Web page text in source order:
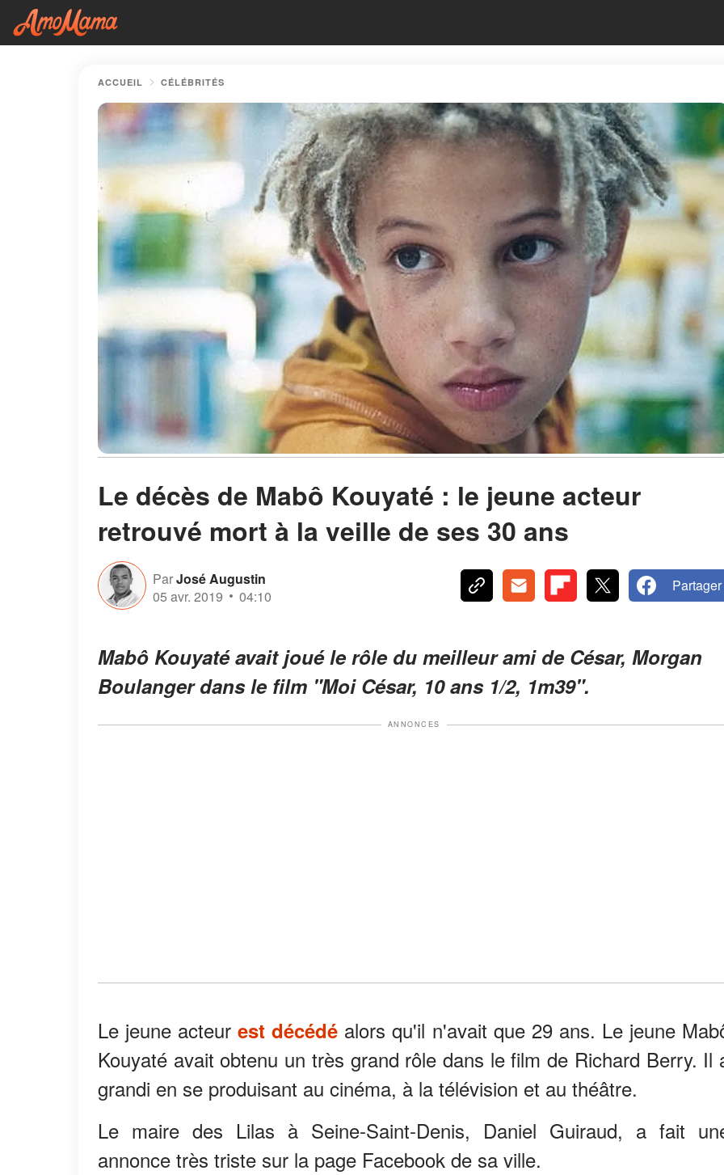
ACCUEIL CÉLÉBRITÉS
Le décès de Mabô Kouyaté : le jeune acteur
retrouvé mort à la veille de ses 30 ans
ParJosé Augustin
05 avr. 2019
04:10
Partager
Mabô Kouyaté avait joué le rôle du meilleur ami de César, Morgan
Boulanger dans le film "Moi César, 10 ans 1/2, 1m39".
ANNONCES
Le jeune acteurest décédé alors qu'il n'avait que 29 ans. Le jeune
Kouyaté avait obtenu un très grand rôle dans le film de Richard Berry. Il
grandi en se produisant au cinéma, à la télévision et au théâtre.
Le maire des Lilas à Seine-Saint-Denis, Daniel Guiraud, a fait
annonce très triste sur la page Facebook de sa ville.